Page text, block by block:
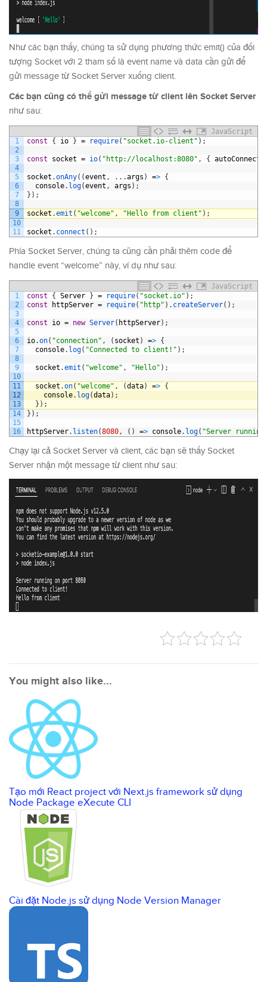
Như các bạn thấy, chúng ta sử dụng phương thức emit() của đối
tượng Socket với 2 tham số là event name và data cần gửi để
gửi message từ Socket Server xuống client.
Các bạn cũng có thể gửi message từ client lên Socket Server
như sau:
JavaScript
1
2
3
4
5
6
7
8
9
10
11
const { io } = require( "socket.io-client" ) ;
const socket = io( "http://localhost:8080" , { autoConnect
socket .onAny( (event , . . .args ) => {
console. log(event , args ) ;
} ) ;
socket .emit ( "welcome" , "Hello from client" ) ;
socket . connect ( ) ;
Phía Socket Server, chúng ta cũng cần phải thêm code để
handle event “welcome” này, ví dụ như sau:
JavaScript
1
2
3
4
5
6
7
8
9
10
11
12
13
14
15
16
const { Server } = require( "socket.io" ) ;
const
httpServer = require( "http" ) . createServer( ) ;
const io = new Server( httpServer) ;
io.on( "connection" , ( socket ) => {
console. log( "Connected to client!" ) ;
socket .emit ( "welcome" , "Hello" ) ;
socket .on( "welcome" , (data) => {
console. log(data) ;
} ) ;
} ) ;
httpServer. listen(8080 , ( ) => console. log( "Server
Chạy lại cả Socket Server và client, các bạn sẽ thấy Socket
Server nhận một message từ client như sau:
You might also like...
Tạo mới React project với Next.js framework sử dụng
Node Package eXecute CLI
Cài đặt Node.js sử dụng Node Version Manager